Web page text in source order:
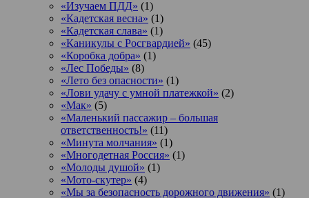
«Изучаем ПДД» (1)
«Кадетская весна» (1)
«Кадетская слава» (1)
«Каникулы с Росгвардией» (45)
«Коробка добра» (1)
«Лес Победы» (8)
«Лето без опасности» (1)
«Лови удачу с умной платежкой» (2)
«Мак» (5)
«Маленький пассажир – большая
ответственность!» (11)
«Минута молчания» (1)
«Многодетная Россия» (1)
«Молоды душой» (1)
«Мото-скутер» (4)
«Мы за безопасность дорожного движения» (1)